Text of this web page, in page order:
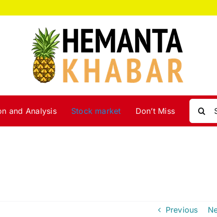
and Analysis Stock market Don’t Miss
Previous